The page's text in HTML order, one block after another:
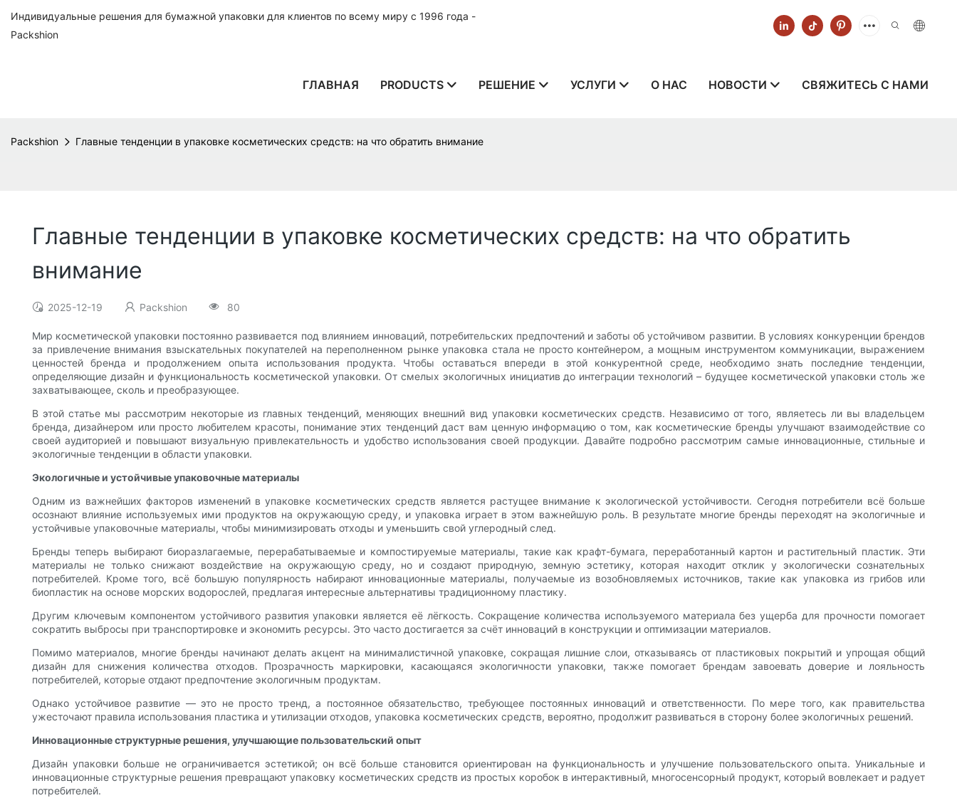
Индивидуальные решения для бумажной упаковки для клиентов по всему миру с 1996 года -
Packshion
ГЛАВНАЯ PRODUCTS РЕШЕНИЕ УСЛУГИ О НАС НОВОСТИ СВЯЖИТЕСЬ С НАМИ
Packshion Главные тенденции в упаковке косметических средств: на что обратить внимание
Главные тенденции в упаковке косметических средств: на что обратить
внимание
2025-12-19 Packshion 80
Мир косметической упаковки постоянно развивается под влиянием инноваций, потребительских предпочтений и заботы об устойчивом развитии. В условиях конкуренции брендов
за привлечение внимания взыскательных покупателей на переполненном рынке упаковка стала не просто контейнером, а мощным инструментом коммуникации, выражением
ценностей бренда и продолжением опыта использования продукта. Чтобы оставаться впереди в этой конкурентной среде, необходимо знать последние тенденции,
определяющие дизайн и функциональность косметической упаковки. От смелых экологичных инициатив до интеграции технологий – будущее косметической упаковки столь же
захватывающее, сколь и преобразующее.
В этой статье мы рассмотрим некоторые из главных тенденций, меняющих внешний вид упаковки косметических средств. Независимо от того, являетесь ли вы владельцем
бренда, дизайнером или просто любителем красоты, понимание этих тенденций даст вам ценную информацию о том, как косметические бренды улучшают взаимодействие со
своей аудиторией и повышают визуальную привлекательность и удобство использования своей продукции. Давайте подробно рассмотрим самые инновационные, стильные и
экологичные тенденции в области упаковки.
Экологичные и устойчивые упаковочные материалы
Одним из важнейших факторов изменений в упаковке косметических средств является растущее внимание к экологической устойчивости. Сегодня потребители всё больше
осознают влияние используемых ими продуктов на окружающую среду, и упаковка играет в этом важнейшую роль. В результате многие бренды переходят на экологичные и
устойчивые упаковочные материалы, чтобы минимизировать отходы и уменьшить свой углеродный след.
Бренды теперь выбирают биоразлагаемые, перерабатываемые и компостируемые материалы, такие как крафт-бумага, переработанный картон и растительный пластик. Эти
материалы не только снижают воздействие на окружающую среду, но и создают природную, земную эстетику, которая находит отклик у экологически сознательных
потребителей. Кроме того, всё большую популярность набирают инновационные материалы, получаемые из возобновляемых источников, такие как упаковка из грибов или
биопластик на основе морских водорослей, предлагая интересные альтернативы традиционному пластику.
Другим ключевым компонентом устойчивого развития упаковки является её лёгкость. Сокращение количества используемого материала без ущерба для прочности помогает
сократить выбросы при транспортировке и экономить ресурсы. Это часто достигается за счёт инноваций в конструкции и оптимизации материалов.
Помимо материалов, многие бренды начинают делать акцент на минималистичной упаковке, сокращая лишние слои, отказываясь от пластиковых покрытий и упрощая общий
дизайн для снижения количества отходов. Прозрачность маркировки, касающаяся экологичности упаковки, также помогает брендам завоевать доверие и лояльность
потребителей, которые отдают предпочтение экологичным продуктам.
Однако устойчивое развитие — это не просто тренд, а постоянное обязательство, требующее постоянных инноваций и ответственности. По мере того, как правительства
ужесточают правила использования пластика и утилизации отходов, упаковка косметических средств, вероятно, продолжит развиваться в сторону более экологичных решений.
Инновационные структурные решения, улучшающие пользовательский опыт
Дизайн упаковки больше не ограничивается эстетикой; он всё больше становится ориентирован на функциональность и улучшение пользовательского опыта. Уникальные и
инновационные структурные решения превращают упаковку косметических средств из простых коробок в интерактивный, многосенсорный продукт, который вовлекает и радует
потребителей.